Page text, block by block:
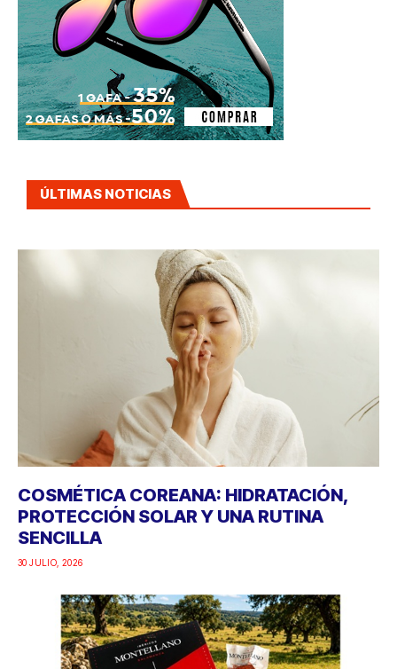
ÚLTIMAS NOTICIAS
COSMÉTICA COREANA: HIDRATACIÓN,
PROTECCIÓN SOLAR Y UNA RUTINA
SENCILLA
30 JULIO, 2026